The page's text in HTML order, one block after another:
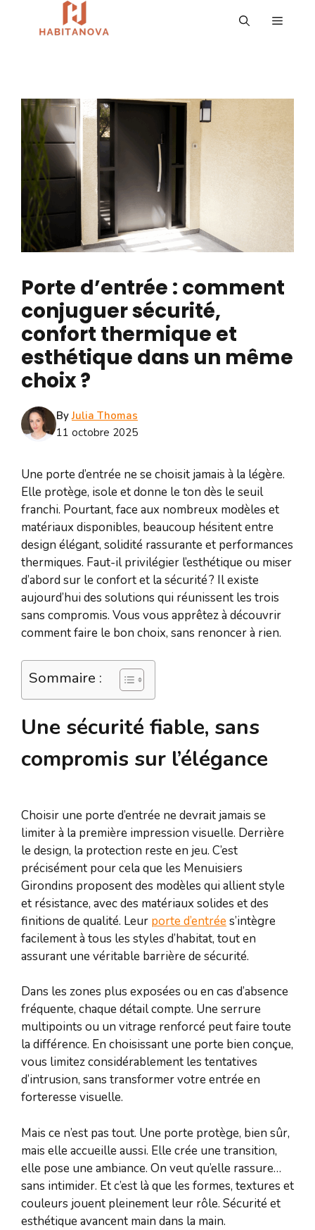
MENU
Porte d’entrée : comment
conjuguer sécurité,
confort thermique et
esthétique dans un même
choix ?
ByJulia Thomas
11 octobre 2025
Une porte d’entrée ne se choisit jamais à la légère.
Elle protège, isole et donne le ton dès le seuil
franchi. Pourtant, face aux nombreux modèles et
matériaux disponibles, beaucoup hésitent entre
design élégant, solidité rassurante et performances
thermiques. Faut-il privilégier l’esthétique ou miser
d’abord sur le confort et la sécurité ? Il existe
aujourd’hui des solutions qui réunissent les trois
sans compromis. Vous vous apprêtez à découvrir
comment faire le bon choix, sans renoncer à rien.
Sommaire :
Une sécurité fiable, sans
compromis sur l’élégance
Choisir une porte d’entrée ne devrait jamais se
limiter à la première impression visuelle. Derrière
le design, la protection reste en jeu. C’est
précisément pour cela que les Menuisiers
Girondins proposent des modèles qui allient style
et résistance, avec des matériaux solides et des
finitions de qualité. Leur porte d’entrées’intègre
facilement à tous les styles d’habitat, tout en
assurant une véritable barrière de sécurité.
Dans les zones plus exposées ou en cas d’absence
fréquente, chaque détail compte. Une serrure
multipoints ou un vitrage renforcé peut faire toute
la différence. En choisissant une porte bien conçue,
vous limitez considérablement les tentatives
d’intrusion, sans transformer votre entrée en
forteresse visuelle.
Mais ce n’est pas tout. Une porte protège, bien sûr,
mais elle accueille aussi. Elle crée une transition,
elle pose une ambiance. On veut qu’elle rassure…
sans intimider. Et c’est là que les formes, textures et
couleurs jouent pleinement leur rôle. Sécurité et
esthétique avancent main dans la main.